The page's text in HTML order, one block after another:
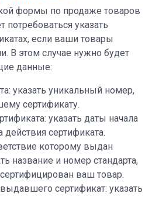
формы по продаже товаров
указать
если ваши товары
В этом случае нужно будет
данные:
указать уникальный номер,
сертификату.
указать даты начала
действия сертификата.
которому выдан
название и номер стандарта,
ваш товар.
сертификат: указать